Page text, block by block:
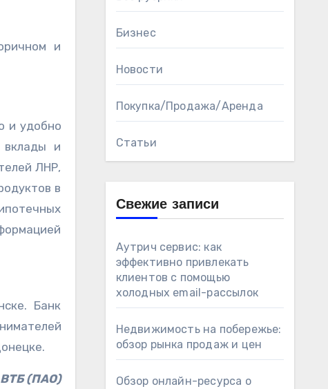
и
и удобно
и
ЛНР,
в
Банк
ВТБ (ПАО)
Бизнес
Новости
Покупка/Продажа/Аренда
Статьи
Свежие записи
Аутрич сервис: как
эффективно привлекать
клиентов с помощью
холодных email-рассылок
Недвижимость на побережье:
обзор рынка продаж и цен
Обзор онлайн-ресурса о